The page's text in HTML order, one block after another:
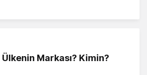
Markası? Kimin?